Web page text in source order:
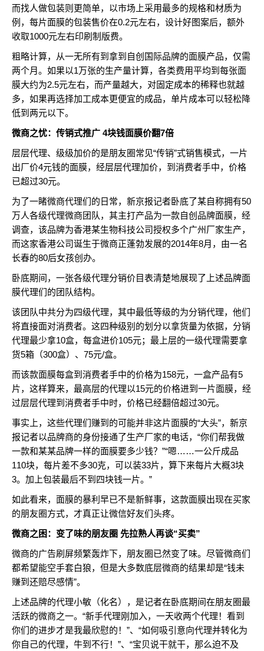
而找人做包装则更简单，以市场上采用最多的规格和材质为
例，每片面膜的包装售价在0.2元左右，设计好图案后，额外
收取1000元左右印刷制版费。
粗略计算，从一无所有到拿到自创国际品牌的面膜产品，仅需
两个月。如果以1万张的生产量计算，各类费用平均到每张面
膜大约为2.5元左右，而产量越大，对固定成本的稀释也就越
多，如果再选择加工成本更便宜的成品，单片成本可以轻松降
低到两元以下。
微商之忧：传销式推广 4块钱面膜价翻7倍
层层代理、级级加价的是朋友圈常见“传销”式销售模式，一片
出厂价4元钱的面膜，经层层代理加价，到消费者手中，价格
已超过30元。
为了一睹微商代理们的日常，新京报记者卧底了某自称拥有50
万人各级代理微商团队，其主打产品为一款自创品牌面膜，经
调查，该品牌为香港某生物科技公司授权多个广州厂家生产，
而这家香港公司诞生于微商正蓬勃发展的2014年8月，由一名
长春的80后女孩创办。
卧底期间，一张各级代理分销价目表清楚地展现了上述品牌面
膜代理们的团队结构。
该团队中共分为四级代理，其中最低等级的为分销代理，他们
将直接面对消费者。这四种级别的划分以拿货量为依据，分销
代理最少拿10盒，每盒进价105元；最上层的一级代理需要拿
货5箱（300盒）、75元/盒。
而该款面膜每盒到消费者手中的价格为158元，一盒产品有5
片，这样算来，最高层的代理以15元的价格进到一片面膜，经
过层层代理到消费者手中时，价格已经翻倍超过30元。
事实上，这些代理们赚到的可能并非这片面膜的“大头”，新京
报记者以品牌商的身份接通了生产厂家的电话，“你们帮我做
一款和某某品牌一样的面膜要多少钱？”“嗯……一公斤成品
110块，每片差不多30克，可以装33片，算下来每片大概3块
3。加上包装最后不到四块钱一片。”
如此看来，面膜的暴利早已不是新鲜事，这款面膜出现在买家
的朋友圈方式，才真正让微信好友们头疼。
微商之困：变了味的朋友圈 先拉熟人再谈“买卖”
微商的广告刷屏频繁轰炸下，朋友圈已然变了味。尽管微商们
都希望能空手套白狼，但是大多数底层微商的结果却是“钱未
赚到还赔尽感情”。
上述品牌的代理小敏（化名），是记者在卧底期间在朋友圈最
活跃的微商之一。“新手代理刚加入，一天收两个代理！看到
你们的进步才是我最欣慰的！”、“如何吸引意向代理并转化为
你自己的代理，牛到不行！”、“宝贝说干就干，那么迫不及